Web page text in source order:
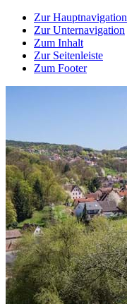
Zur Hauptnavigation
Zur Unternavigation
Zum Inhalt
Zur Seitenleiste
Zum Footer